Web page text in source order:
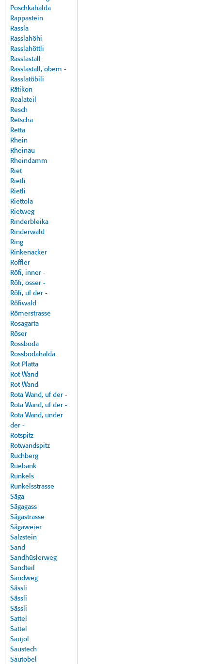
Poschkahalda
Rappastein
Rassla
Rasslahöhi
Rasslahöttli
Rasslastall
Rasslastall, obem -
Rasslatöbili
Rätikon
Realateil
Resch
Retscha
Retta
Rhein
Rheinau
Rheindamm
Riet
Rietli
Rietli
Riettola
Rietweg
Rinderbleika
Rinderwald
Ring
Rinkenacker
Roffler
Röfi, inner -
Röfi, osser -
Röfi, uf der -
Röfiwald
Römerstrasse
Rosagarta
Röser
Rossboda
Rossbodahalda
Rot Platta
Rot Wand
Rot Wand
Rota Wand, uf der -
Rota Wand, uf der -
Rota Wand, under
der -
Rotspitz
Rotwandspitz
Ruchberg
Ruebank
Runkels
Runkelsstrasse
Säga
Sägagass
Sägastrasse
Sägaweier
Salzstein
Sand
Sandhüslerweg
Sandteil
Sandweg
Sässli
Sässli
Sässli
Sattel
Sattel
Saujol
Saustech
Sautobel